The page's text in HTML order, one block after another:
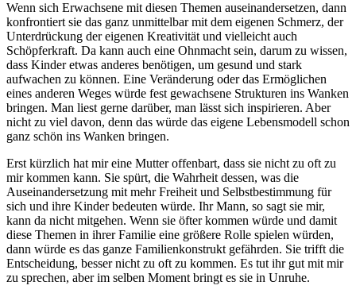
Wenn sich Erwachsene mit diesen Themen auseinandersetzen, dann
konfrontiert sie das ganz unmittelbar mit dem eigenen Schmerz, der
Unterdrückung der eigenen Kreativität und vielleicht auch
Schöpferkraft. Da kann auch eine Ohnmacht sein, darum zu wissen,
dass Kinder etwas anderes benötigen, um gesund und stark
aufwachen zu können. Eine Veränderung oder das Ermöglichen
eines anderen Weges würde fest gewachsene Strukturen ins Wanken
bringen. Man liest gerne darüber, man lässt sich inspirieren. Aber
nicht zu viel davon, denn das würde das eigene Lebensmodell schon
ganz schön ins Wanken bringen.
Erst kürzlich hat mir eine Mutter offenbart, dass sie nicht zu oft zu
mir kommen kann. Sie spürt, die Wahrheit dessen, was die
Auseinandersetzung mit mehr Freiheit und Selbstbestimmung für
sich und ihre Kinder bedeuten würde. Ihr Mann, so sagt sie mir,
kann da nicht mitgehen. Wenn sie öfter kommen würde und damit
diese Themen in ihrer Familie eine größere Rolle spielen würden,
dann würde es das ganze Familienkonstrukt gefährden. Sie trifft die
Entscheidung, besser nicht zu oft zu kommen. Es tut ihr gut mit mir
zu sprechen, aber im selben Moment bringt es sie in Unruhe.